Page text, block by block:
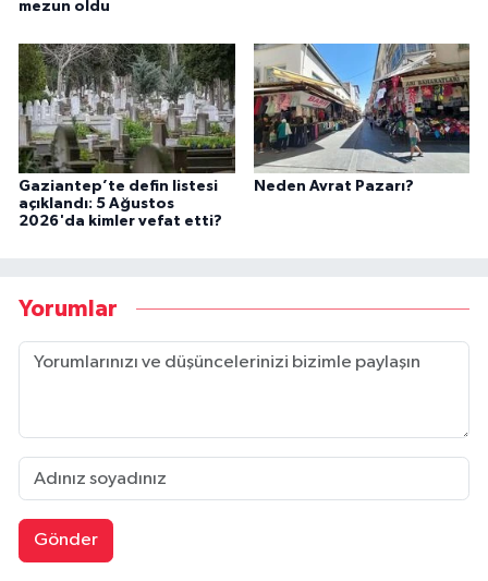
mezun oldu
Gaziantep’te defin listesi
açıklandı: 5 Ağustos
2026'da kimler vefat etti?
Neden Avrat Pazarı?
Yorumlar
Gönder